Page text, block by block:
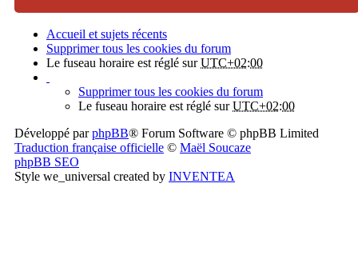
Accueil et sujets récents
Supprimer tous les cookies du forum
Le fuseau horaire est réglé surUTC+02:00
Supprimer tous les cookies du forum
Le fuseau horaire est réglé surUTC+02:00
Développé parphpBB® Forum Software © phpBB Limited
Traduction française officielle © Maël Soucaze
phpBB SEO
Style we_universal created by INVENTEA